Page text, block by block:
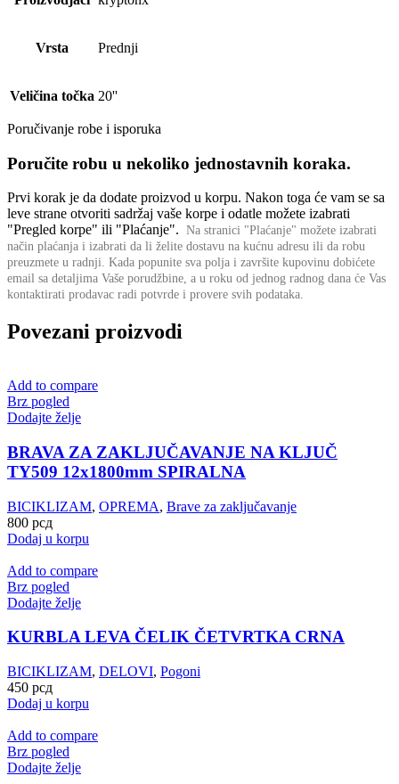
Vrsta Prednji
Veličina točka 20''
Poručivanje robe i isporuka
Poručite robu u nekoliko jednostavnih koraka.
Prvi korak je da dodate proizvod u korpu. Nakon toga će vam se sa
leve strane otvoriti sadržaj vaše korpe i odatle možete izabrati
"Pregled korpe" ili "Plaćanje". Na stranici "Plaćanje" možete izabrati
način plaćanja i izabrati da li želite dostavu na kućnu adresu ili da robu
preuzmete u radnji. Kada popunite sva polja i završite kupovinu dobićete
email sa detaljima Vaše porudžbine, a u roku od jednog radnog dana će Vas
kontaktirati prodavac radi potvrde i provere svih podataka.
Povezani proizvodi
Add to compare
Brz pogled
Dodajte želje
BRAVA ZA ZAKLJUČAVANJE NA KLJUČ
TY509 12x1800mm SPIRALNA
BICIKLIZAM, OPREMA, Brave za zaključavanje
800 рсд
Dodaj u korpu
Add to compare
Brz pogled
Dodajte želje
KURBLA LEVA ČELIK ČETVRTKA CRNA
BICIKLIZAM, DELOVI, Pogoni
450 рсд
Dodaj u korpu
Add to compare
Brz pogled
Dodajte želje